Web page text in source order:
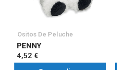
Ositos De Peluche
PENNY
4,52 €